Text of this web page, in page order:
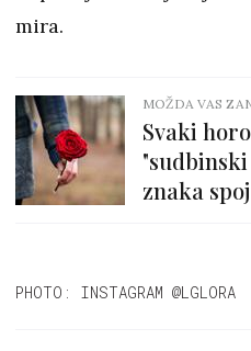
mira.
MOŽDA VAS
Svaki
"sudbinski
znaka
PHOTO: INSTAGRAM @LGLORA